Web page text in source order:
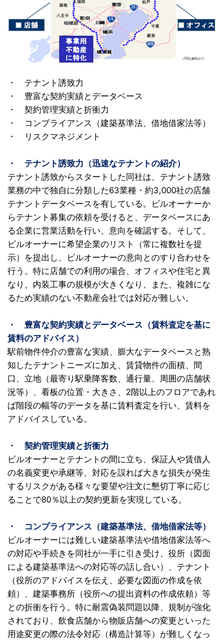
・ テナント誘致力
・ 豊富な契約実績とデータベース
・ 契約管理実績と折衝力
・ コンプライアンス（建築基準法、借地借家法等）
・ リスクマネジメント
・ テナント誘致力（迅速なテナントの紹介）
テナント誘致からスタートした同社は、テナント誘致
業務の中で独自に分類した63業種・約3,000社の店舗
テナントデータベースを有している。ビルオーナーか
らテナント募集の依頼を受けると、データベースにあ
る企業に営業活動を行い、意向を確認する。そして、
ビルオーナーに希望企業のリスト（常に複数社を提
示）を提出し、ビルオーナーの意向とのすり合わせを
行う。特に店舗での利用の場合、オフィスや住宅と異
なり、内装工事の規模が大きくなり、また、複雑にな
るため実績のない不動産会社では対応が難しい。
・ 豊富な契約実績とデータベース（賃料査定を基に
賃料のアドバイス）
駅前物件仲介の豊富な実績、膨大なデータベースと熟
知したテナントニーズに加え、賃貸物件の面積、間
口、立地（最寄り駅乗降客数、通行量、周囲の店舗状
況等）、看板の位置・大きさ、2階以上のフロアであれ
ば階段の幅等のデータを基に賃料査定を行い、賃料を
アドバイスしている。
・ 契約管理実績と折衝力
ビルオーナーとテナントの間に立ち、保証人や賃借人
の名義変更や承継等、対応を誤れば大きな損失が発生
するリスクがある様々な要望や注文に懇切丁寧に応じ
ることで80％以上の契約更新を実現している。
・ コンプライアンス（建築基準法、借地借家法等）
ビルオーナーには難しい建築基準法や借地借家法等へ
の対応や手続きを同社が一手に引き受け、役所（図面
による建築基準法への対応等の話し合い）、テナント
（役所のアドバイスを伝え、必要な図面の作成を依
頼）、建築事務所（役所への提出資料の作成依頼）等
との折衝を行う。特に耐震偽装問題以降、規制が強化
されており、飲食店舗から物販店舗への変更といった
用途変更の際の法令対応（構造計算等）が難しくなっ